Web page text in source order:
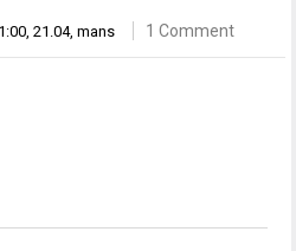
,21.04,mans 1 Comment